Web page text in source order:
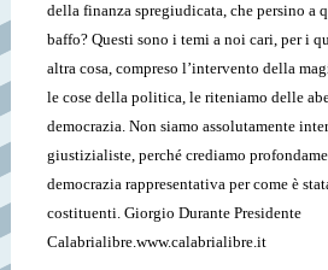
della finanza spregiudicata, che persino a
baffo? Questi sono i temi a noi cari, per i
altra cosa, compreso l’intervento della
le cose della politica, le riteniamo delle
democrazia. Non siamo assolutamente
giustizialiste, perché crediamo
democrazia rappresentativa per come è
costituenti. Giorgio DurantePresidente
Calabrialibre.www.calabrialibre.it